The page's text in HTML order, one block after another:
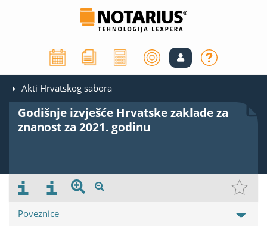
Akti Hrvatskog sabora
Godišnje izvješće Hrvatske zaklade za
znanost za 2021. godinu
Poveznice